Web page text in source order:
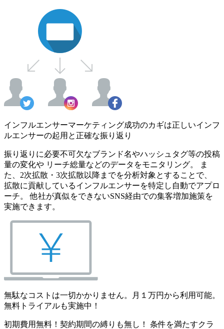
インフルエンサーマーケティング成功のカギは正しいインフ
ルエンサーの起用と正確な振り返り
振り返りに必要不可欠なブランド名やハッシュタグ等の投稿
量の変化や リーチ総量などのデータをモニタリング。 ま
た、2次拡散・3次拡散以降までを分析対象とすることで、
拡散に貢献しているインフルエンサーを特定し自動でアプロ
ーチ。 他社が真似をできないSNS経由での集客増加施策を
実施できます。
無駄なコストは一切かかりません。月１万円から利用可能。
無料トライアルも実施中！
初期費用無料！契約期間の縛りも無し！ 条件を満たすクラ